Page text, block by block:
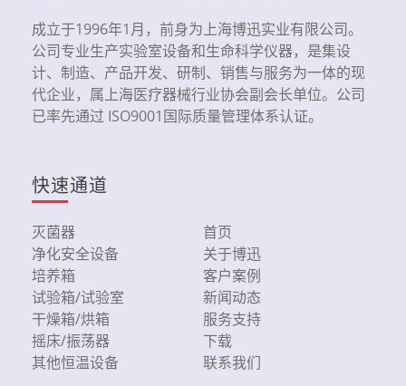
成立于1996年1月，前身为上海博迅实业有限公司。
公司专业生产实验室设备和生命科学仪器，是集设
计、制造、产品开发、研制、销售与服务为一体的现
代企业，属上海医疗器械行业协会副会长单位。公司
已率先通过 ISO9001国际质量管理体系认证。
快速通道
灭菌器
净化安全设备
培养箱
试验箱/试验室
干燥箱/烘箱
摇床/振荡器
其他恒温设备
首页
关于博迅
客户案例
新闻动态
服务支持
下载
联系我们